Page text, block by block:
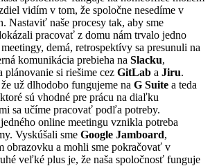
vidím v tom, že spoločne nesedíme v
Nastaviť naše procesy tak, aby sme
pracovať z domu nám trvalo jedno
demá, retrospektívy sa presunuli na
komunikácia prebieha na Slacku,
plánovanie si riešime cez GitLab a Jiru.
už dlhodobo fungujeme na G Suite a teda
sú vhodné pre prácu na diaľku
sa učíme pracovať podľa potreby.
online meetingu vznikla potreba
Vyskúšali sme Google Jamboard,
obrazovku a mohli sme pokračovať v
veľké plus je, že naša spoločnosť funguje